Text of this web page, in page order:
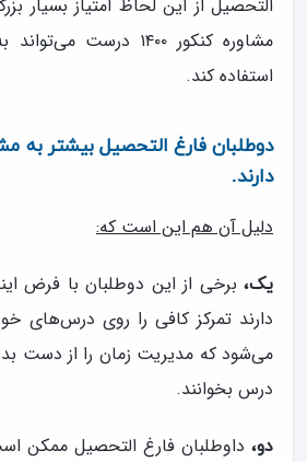
التحصیل از این لحاظ امتیاز بسیار
مشاوره کنکور ۱۴۰۰
استفاده کند.
دارند.
دلیل آن هم این است که:
یک، برخی از این دوطلبان با فرض
دارند تمرکز کافی را روی درس‌های
می‌شود که مدیریت زمان را از دست
درس بخوانند.
دو، داوطلبان فارغ التحصیل ممکن